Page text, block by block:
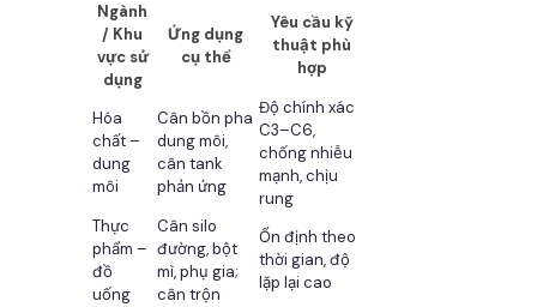
Ngành
/ Khu
vực sử
dụng
Ứng dụng
cụ thể
Yêu cầu kỹ
thuật phù
hợp
Hóa
chất –
dung
môi
Cân bồn pha
dung môi,
cân tank
phản ứng
Độ chính xác
C3–C6,
chống nhiễu
mạnh, chịu
rung
Thực
phẩm –
đồ
uống
Cân silo
đường, bột
mì, phụ gia;
cân trộn
Ổn định theo
thời gian, độ
lặp lại cao